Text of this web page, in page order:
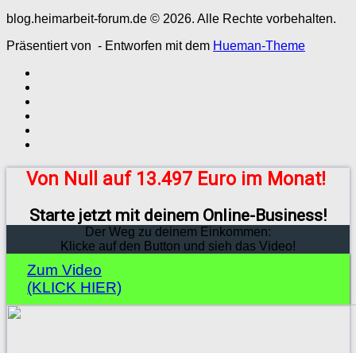
blog.heimarbeit-forum.de © 2026. Alle Rechte vorbehalten.
Präsentiert von - Entworfen mit dem Hueman-Theme
Von Null auf 13.497 Euro im Monat!
Starte jetzt mit deinem Online-Business!
Der Weg zu deinem Einkommen:
Klicke auf den Button und sieh das Video!
Zum Video
(KLICK HIER)